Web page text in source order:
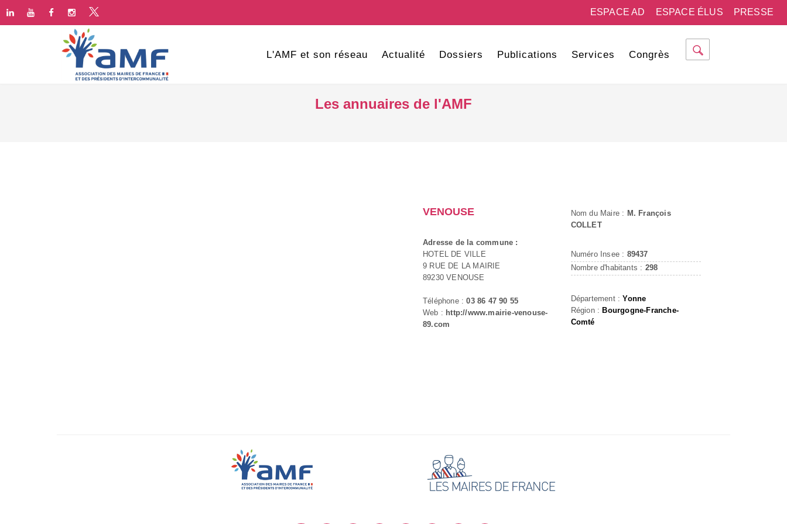
PRESSE
ESPACE ÉLUS
ESPACE AD
L'AMF et son réseau Actualité Dossiers Publications Services Congrès
Les annuaires de l'AMF
VENOUSE
Adresse de la commune :
HOTEL DE VILLE
9 RUE DE LA MAIRIE
89230 VENOUSE
Téléphone :03 86 47 90 55
Web : http://www.mairie-venouse-
89.com
Nom du Maire : M. François
COLLET
Numéro Insee : 89437
Nombre d'habitants : 298
Département :Yonne
Région : Bourgogne-Franche-
Comté